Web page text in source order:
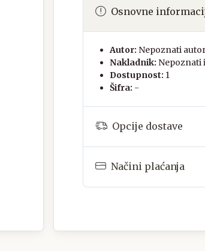
Osnovne
Autor: Nepoznati
Nakladnik: Nepoznati
Dostupnost: 1
Šifra: -
Opcije dostave
Načini plaćanja